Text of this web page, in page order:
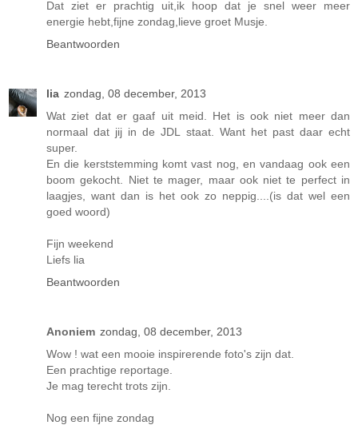
Dat ziet er prachtig uit,ik hoop dat je snel weer meer
energie hebt,fijne zondag,lieve groet Musje.
Beantwoorden
lia zondag, 08 december, 2013
Wat ziet dat er gaaf uit meid. Het is ook niet meer dan
normaal dat jij in de JDL staat. Want het past daar echt
super.
En die kerststemming komt vast nog, en vandaag ook een
boom gekocht. Niet te mager, maar ook niet te perfect in
laagjes, want dan is het ook zo neppig....(is dat wel een
goed woord)
Fijn weekend
Liefs lia
Beantwoorden
Anoniem zondag, 08 december, 2013
Wow ! wat een mooie inspirerende foto's zijn dat.
Een prachtige reportage.
Je mag terecht trots zijn.
Nog een fijne zondag